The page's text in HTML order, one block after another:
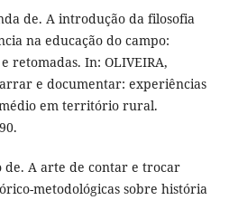
de. A introdução da filosofia
na educação do campo:
retomadas. In: OLIVEIRA,
e documentar: experiências
em território rural.
de. A arte de contar e trocar
metodológicas sobre história